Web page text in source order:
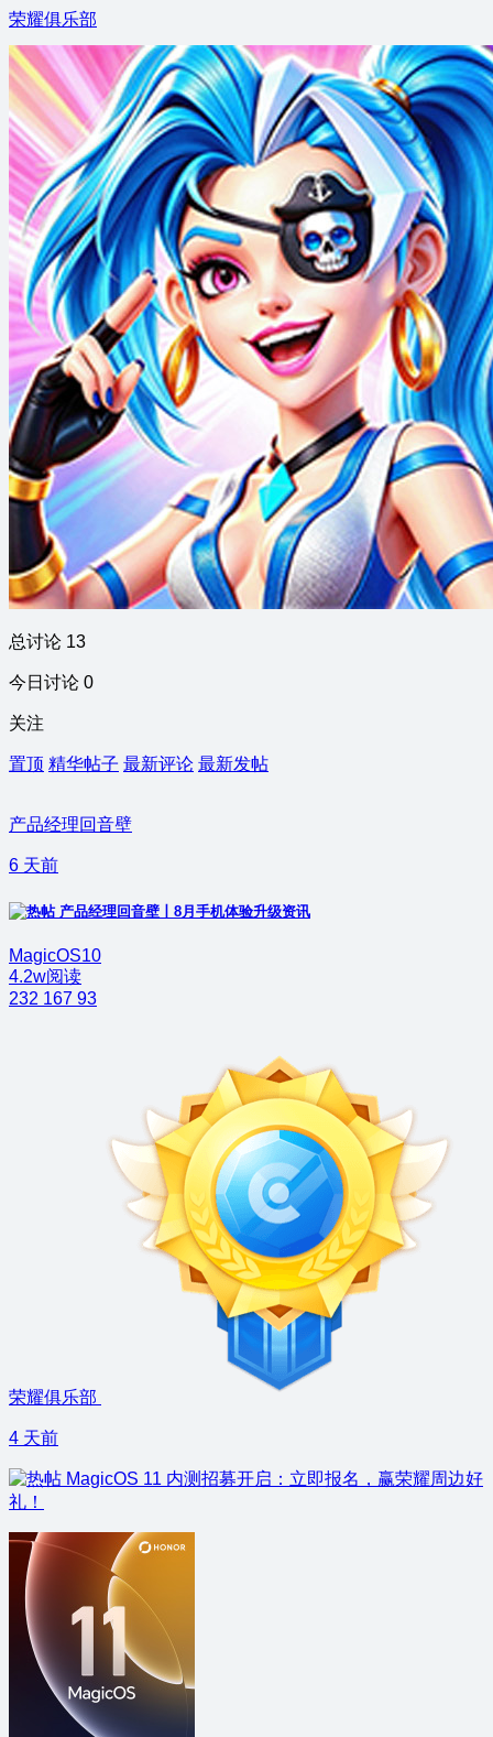
荣耀俱乐部
总讨论 13
今日讨论 0
关注
置顶 精华帖子 最新评论 最新发帖
产品经理回音壁
6 天前
产品经理回音壁丨8月手机体验升级资讯
MagicOS10
4.2w阅读
232 167 93
荣耀俱乐部
4 天前
MagicOS 11 内测招募开启：立即报名，赢荣耀周边好
礼！